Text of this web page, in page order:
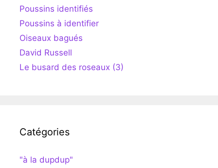
Poussins identifiés
Poussins à identifier
Oiseaux bagués
David Russell
Le busard des roseaux (3)
Catégories
"à la dupdup"